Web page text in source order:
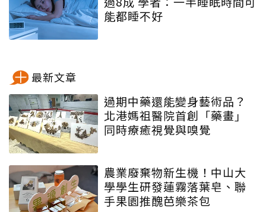
能都睡不好
最新文章
過期中藥還能變身藝術品？
北港媽祖醫院首創「藥畫」
同時療癒視覺與嗅覺
農業廢棄物新生機！中山大
學學生研發蓮霧落葉皂、聯
手果園推醜芭樂茶包